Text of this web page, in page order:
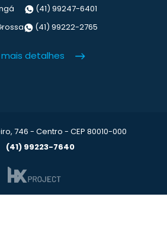
(41) 99247-6401
(41) 99222-2765
detalhes
746 - Centro - CEP 80010-000
(41) 99223-7640